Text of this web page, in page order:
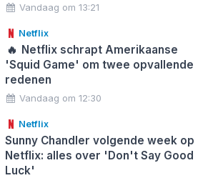
Vandaag om 13:21
Netflix
🔥 Netflix schrapt Amerikaanse
'Squid Game' om twee opvallende
redenen
Vandaag om 12:30
Netflix
Sunny Chandler volgende week op
Netflix: alles over 'Don't Say Good
Luck'